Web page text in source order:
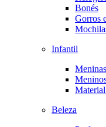
Bonés
Gorros
Infantil
Meninas
Beleza